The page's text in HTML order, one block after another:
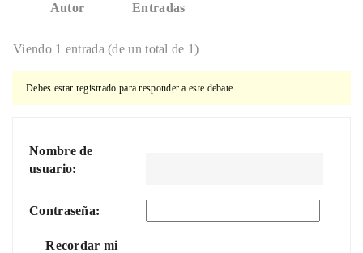
Autor Entradas
Viendo 1 entrada (de un total de 1)
Debes estar registrado para responder a este debate.
Nombre de
usuario:
Contraseña:
Recordar mi